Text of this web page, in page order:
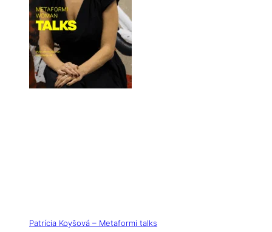
Patrícia Koyšová – Metaformi talks